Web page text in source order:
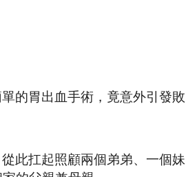
的胃出血手術，竟意外引發敗
此扛起照顧兩個弟弟、一個妹